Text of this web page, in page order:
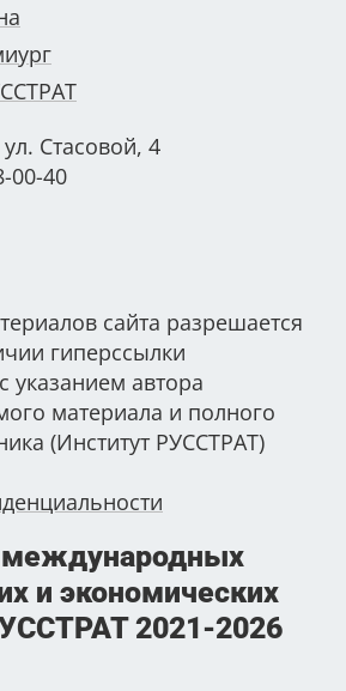
Стасовой, 4
00-40
сайта разрешается
гиперссылки
указанием автора
материала и полного
(Институт РУССТРАТ)
международных
и экономических
2021-2026